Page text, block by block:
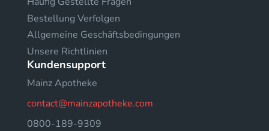
Bestellung Verfolgen
Allgemeine Geschäftsbedingungen
Unsere Richtlinien
Kundensupport
Mainz Apotheke
contact@mainzapotheke.com
0800-189-9309